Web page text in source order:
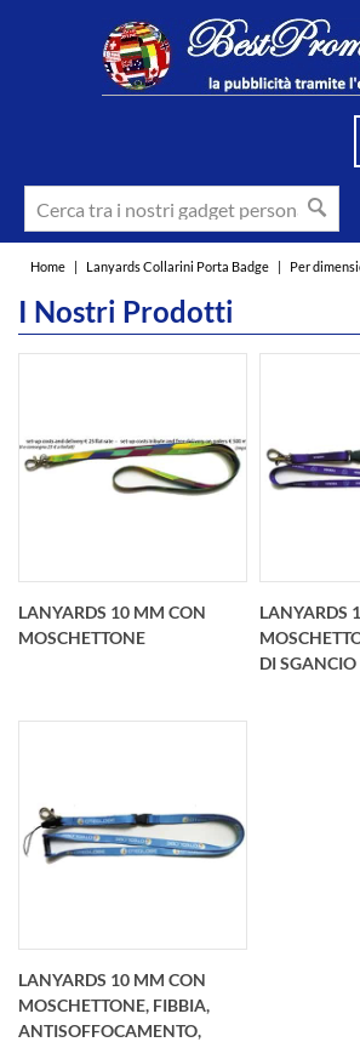
Home | Lanyards Collarini Porta Badge | Per
I Nostri Prodotti
Lanyards di 10 mm e
o sui due lati.
Impianti e consegna
25 eur
LANYARDS 10 MM CON
MOSCHETTONE
LANYARDS
DI
LANYARDS 10 MM CON
MOSCHETTONE, FIBBIA,
ANTISOFFOCAMENTO,